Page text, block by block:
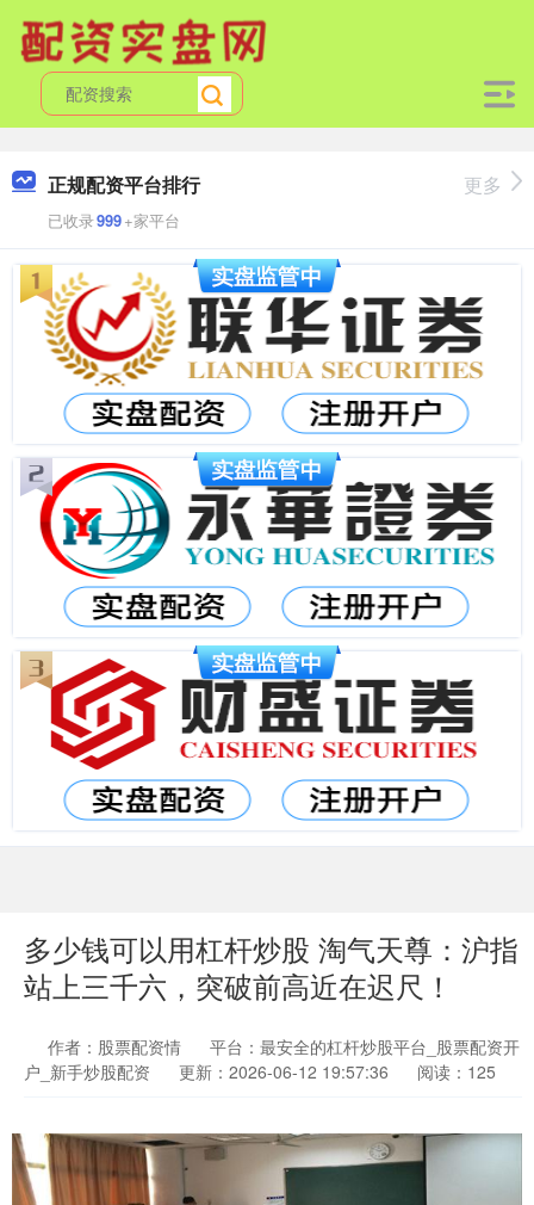
正规配资平台排行
已收录999+家平台
更多
多少钱可以用杠杆炒股 淘气天尊：沪指
站上三千六，突破前高近在迟尺！
作者：股票配资情
平台：最安全的杠杆炒股平台_股票配资开
户_新手炒股配资
更新：2026-06-12 19:57:36 阅读：125